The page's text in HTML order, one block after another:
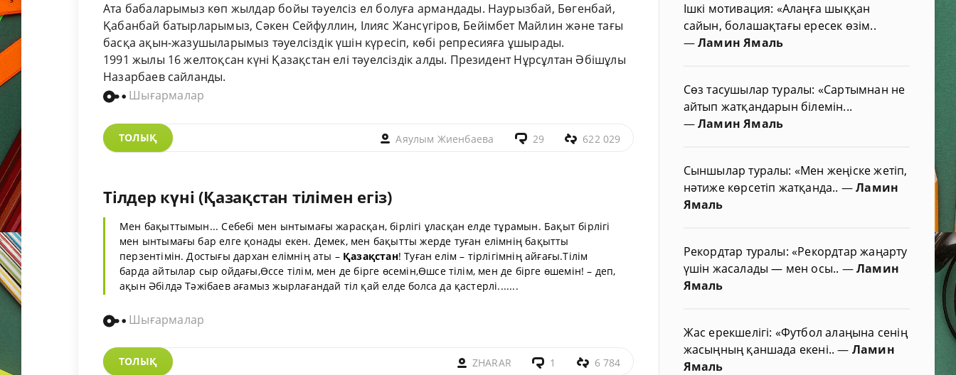
Ата бабаларымыз көп жылдар бойы тәуелсіз ел болуға армандады. Наурызбай, Бөгенбай,
Қабанбай батырларымыз, Сәкен Сейфуллин, Ілияс Жансүгіров, Бейімбет Майлин және тағы
басқа ақын-жазушыларымыз тәуелсіздік үшін күресіп, көбі репресияға ұшырады.
1991 жылы 16 желтоқсан күні Қазақстан елі тәуелсіздік алды. Президент Нұрсұлтан Әбішұлы
Назарбаев сайланды.
Шығармалар
ТОЛЫҚ Аяулым Жиенбаева 29 622 029
Тілдер күні (Қазақстан тілімен егіз)
Мен бақыттымын... Себебі мен ынтымағы жарасқан, бірлігі ұласқан елде тұрамын. Бақыт бірлігі
мен ынтымағы бар елге қонады екен. Демек, мен бақытты жерде туған елімнің бақытты
перзентімін. Достығы дархан елімнің аты – Қазақстан! Туған елім – тірлігімнің айғағы.Тілім
барда айтылар сыр ойдағы,Өссе тілім, мен де бірге өсемін,Өшсе тілім, мен де бірге өшемін! – деп,
ақын Әбілдә Тәжібаев ағамыз жырлағандай тіл қай елде болса да қастерлі.......
Шығармалар
ТОЛЫҚ ZHARAR 1 6 784
Ішкі мотивация: «Алаңға шыққан
сайын, болашақтағы ересек өзім..
—Ламин Ямаль
Сөз тасушылар туралы: «Сартымнан не
айтып жатқандарын білемін...
—Ламин Ямаль
Сыншылар туралы: «Мен жеңіске жетіп,
нәтиже көрсетіп жатқанда.. —Ламин
Ямаль
Рекордтар туралы: «Рекордтар жаңарту
үшін жасалады — мен осы.. —Ламин
Ямаль
Жас ерекшелігі: «Футбол алаңына сенің
жасыңның қаншада екені..— Ламин
Ямаль